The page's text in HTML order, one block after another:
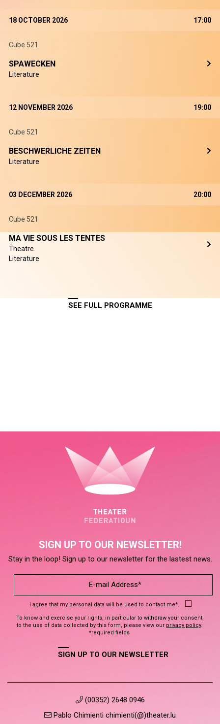
18 OCTOBER 2026 17:00
Cube 521
SPAWECKEN
Literature
12 NOVEMBER 2026 19:00
Cube 521
BESCHWERLICHE ZEITEN
Literature
03 DECEMBER 2026 20:00
Cube 521
MA VIE SOUS LES TENTES
Theatre
Literature
SEE FULL PROGRAMME
SIGN UP TO OUR NEWSLETTER!
Stay in the loop! Sign up to our newsletter for the lastest news.
I agree that my personal data will be used to contact me*.
To know and exercise your rights, in particular to withdraw your consent
to the use of data collected by this form, please view our privacy policy.
*required fields
SIGN UP TO OUR NEWSLETTER
(00352) 2648 0946
Pablo Chimienti chimienti(@)theater.lu